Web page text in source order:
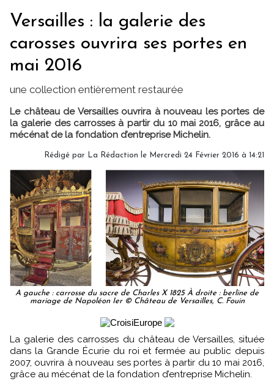
Versailles : la galerie des
carosses ouvrira ses portes en
mai 2016
une collection entièrement restaurée
Le château de Versailles ouvrira à nouveau les portes de
la galerie des carrosses à partir du 10 mai 2016, grâce au
mécénat de la fondation d’entreprise Michelin.
Rédigé par La Rédaction le Mercredi 24 Février 2016 à 14:21
A gauche : carrosse du sacre de Charles X 1825 À droite : berline de
mariage de Napoléon Ier © Château de Versailles, C. Fouin
La galerie des carrosses du château de Versailles, située
dans la Grande Écurie du roi et fermée au public depuis
2007, ouvrira à nouveau ses portes à partir du 10 mai 2016,
grâce au mécénat de la fondation d’entreprise Michelin.